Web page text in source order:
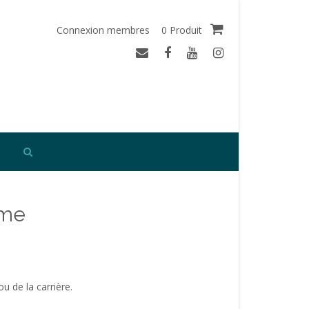
Connexion membres 0 Produit
de la carrière.